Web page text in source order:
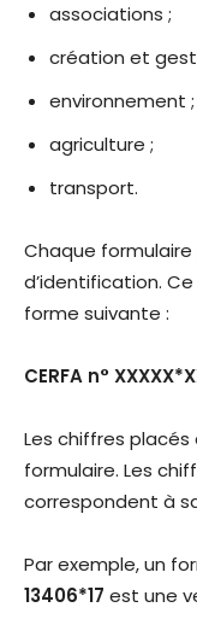
associations ;
création et
environnement ;
agriculture ;
transport.
Chaque
d’identification.
forme suivante :
CERFA n°
Les chiffres
formulaire. Les
correspondent à
Par exemple, un
13406*17 est une